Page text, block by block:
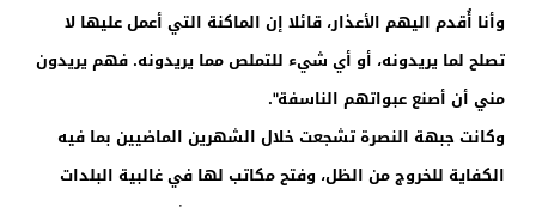
وأنا أُقدم اليهم الأعذار، قائلا إن الماكنة التي أعمل عليها لا
تصلح لما يريدونه، أو أي شيء للتملص مما يريدونه. فهم يريدون
مني أن أصنع عبواتهم الناسفة".
وكانت جبهة النصرة تشجعت خلال الشهرين الماضيين بما فيه
الكفاية للخروج من الظل، وفتح مكاتب لها في غالبية البلدات